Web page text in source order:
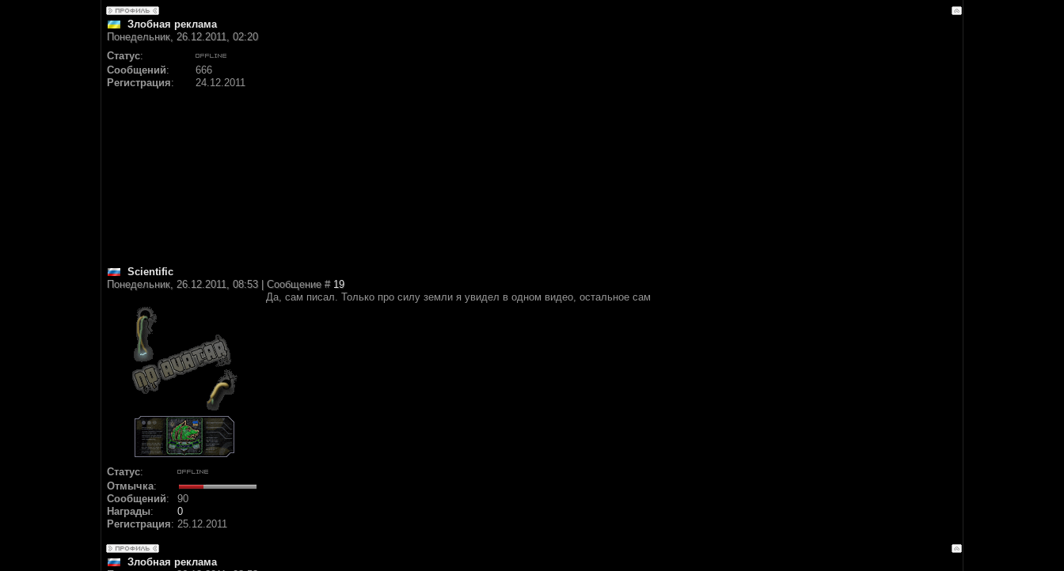
Злобная реклама
Понедельник, 26.12.2011, 02:20
Статус:
Сообщений:
666
Регистрация: 24.12.2011
Scientific
Понедельник, 26.12.2011, 08:53 | Сообщение # 19
Статус:
Отмычка:
Сообщений:
90
Награды:
0
Регистрация: 25.12.2011
Да, сам писал. Только про силу земли я увидел в одном видео, остальное сам
Злобная реклама